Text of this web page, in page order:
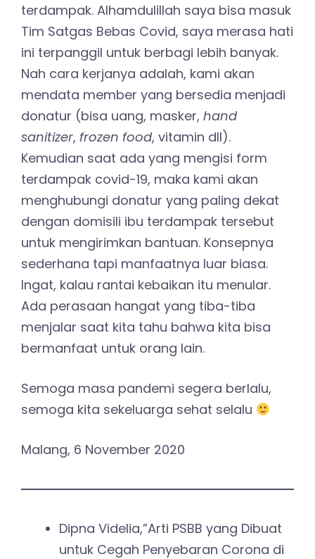
terdampak. Alhamdulillah saya bisa masuk
Tim Satgas Bebas Covid, saya merasa hati
ini terpanggil untuk berbagi lebih banyak.
Nah cara kerjanya adalah, kami akan
mendata member yang bersedia menjadi
donatur (bisa uang, masker, hand
sanitizer, frozen food, vitamin dll).
Kemudian saat ada yang mengisi form
terdampak covid-19, maka kami akan
menghubungi donatur yang paling dekat
dengan domisili ibu terdampak tersebut
untuk mengirimkan bantuan. Konsepnya
sederhana tapi manfaatnya luar biasa.
Ingat, kalau rantai kebaikan itu menular.
Ada perasaan hangat yang tiba-tiba
menjalar saat kita tahu bahwa kita bisa
bermanfaat untuk orang lain.
Semoga masa pandemi segera berlalu,
semoga kita sekeluarga sehat selalu
Malang, 6 November 2020
Dipna Videlia,”Arti PSBB yang Dibuat
untuk Cegah Penyebaran Corona di